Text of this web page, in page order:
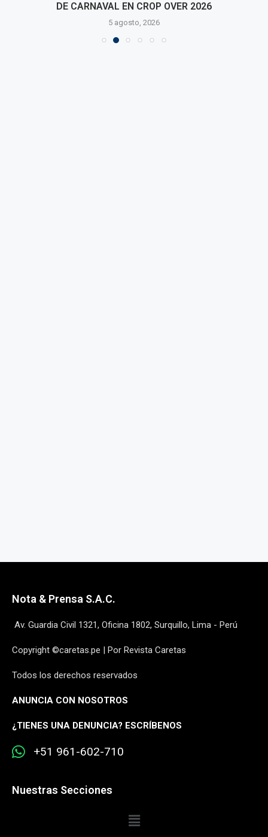
DE CARNAVAL EN CROP OVER 2026
5 agosto, 2026
Nota & Prensa S.A.C.
Av. Guardia Civil 1321, Oficina 1802, Surquillo, Lima - Perú
Copyright ©caretas.pe | Por Revista Caretas
Todos los derechos reservados
ANUNCIA CON NOSOTROS
¿TIENES UNA DENUNCIA? ESCRÍBENOS
+51 961-602-710
Nuestras Secciones